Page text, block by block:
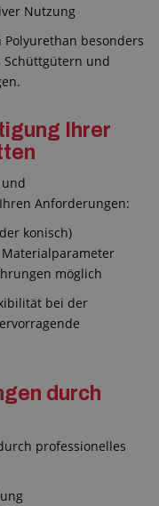
Nutzung
besonders
und
Ihrer
Anforderungen:
konisch)
möglich
bei der
durch
professionelles